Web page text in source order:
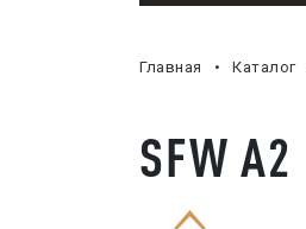
Главная Каталог
SFW А2